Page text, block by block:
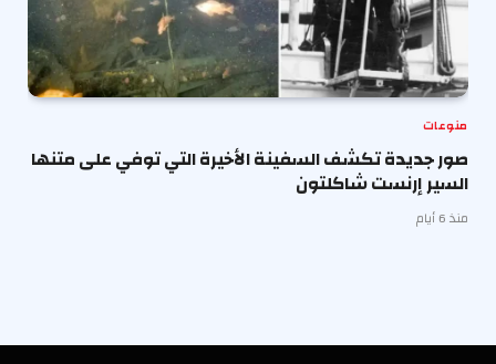
منوعات
صور جديدة تكشف السفينة الأخيرة التي توفي على متنها
السير إرنست شاكلتون
منذ 6 أيام